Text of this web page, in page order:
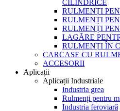
CILINDRICE
RULMENȚI
RULMENȚI
RULMENȚI
LAGĂRE
RULMENȚI ÎN
CARCASE CU
ACCESORII
Aplicații
Aplicații Industriale
Industria grea
Rulmenți pentru
Industria feroviară